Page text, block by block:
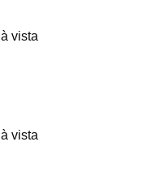
à vista
à vista